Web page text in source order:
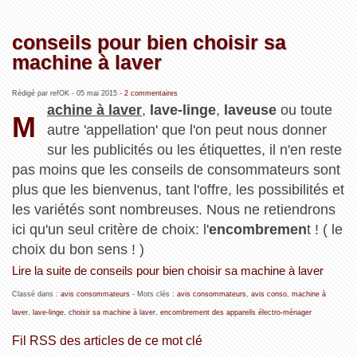
conseils pour bien choisir sa
machine à laver
Rédigé par refOK - 05 mai 2015- 2 commentaires
M
achine à laver, lave-linge, laveuse ou toute
autre 'appellation' que l'on peut nous donner
sur les publicités ou les étiquettes, il n'en reste
pas moins que les conseils de consommateurs sont
plus que les bienvenus, tant l'offre, les possibilités et
les variétés sont nombreuses. Nous ne retiendrons
ici qu'un seul critère de choix: l'encombrement ! ( le
choix du bon sens ! )
Lire la suite de conseils pour bien choisir sa machine à laver
Classé dans : avis consommateurs- Mots clés : avis consommateurs, avis conso, machine à
laver, lave-linge, choisir sa machine à laver, encombrement des appareils électro-ménager
Fil RSS des articles de ce mot clé